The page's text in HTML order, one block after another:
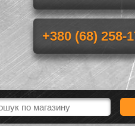
+380 (68) 258-